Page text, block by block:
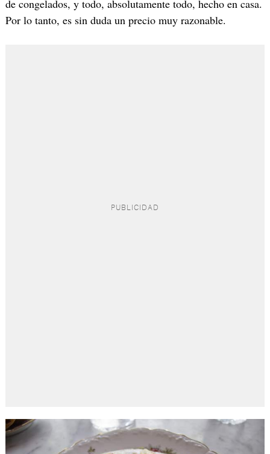
de congelados, y todo, absolutamente todo, hecho en casa.
Por lo tanto, es sin duda un precio muy razonable.